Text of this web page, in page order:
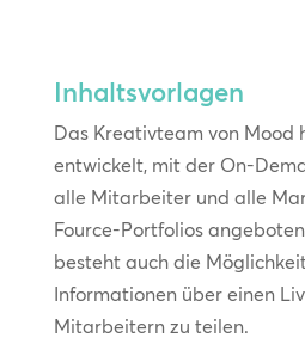
Inhaltsvorlagen
Das Kreativteam von Mood
entwickelt, mit der On-
alle Mitarbeiter und alle
Fource-Portfolios
besteht auch die
Informationen über einen
Mitarbeitern zu teilen.